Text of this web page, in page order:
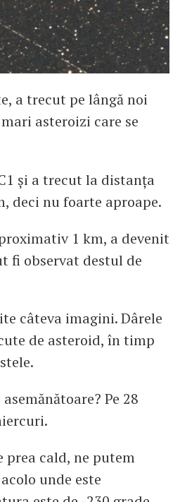
a trecut pe lângă noi
asteroizi care se
și a trecut la distanța
deci nu foarte aproape.
1 km, a devenit
fi observat destul de
câteva imagini. Dârele
de asteroid, în timp
Pe 28
prea cald, ne putem
unde este